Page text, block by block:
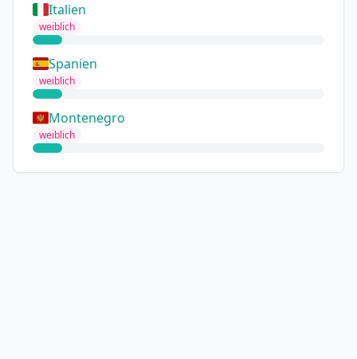
Italien
weiblich
Spanien
weiblich
Montenegro
weiblich